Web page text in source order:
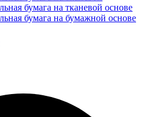
бумага на тканевой основе
бумага на бумажной основе